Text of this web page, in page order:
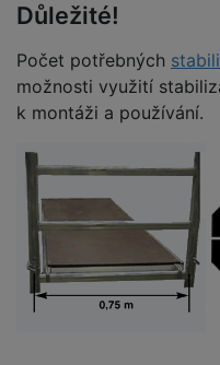
Důležité!
Počet potřebných
možnosti využití
k montáži a používání.